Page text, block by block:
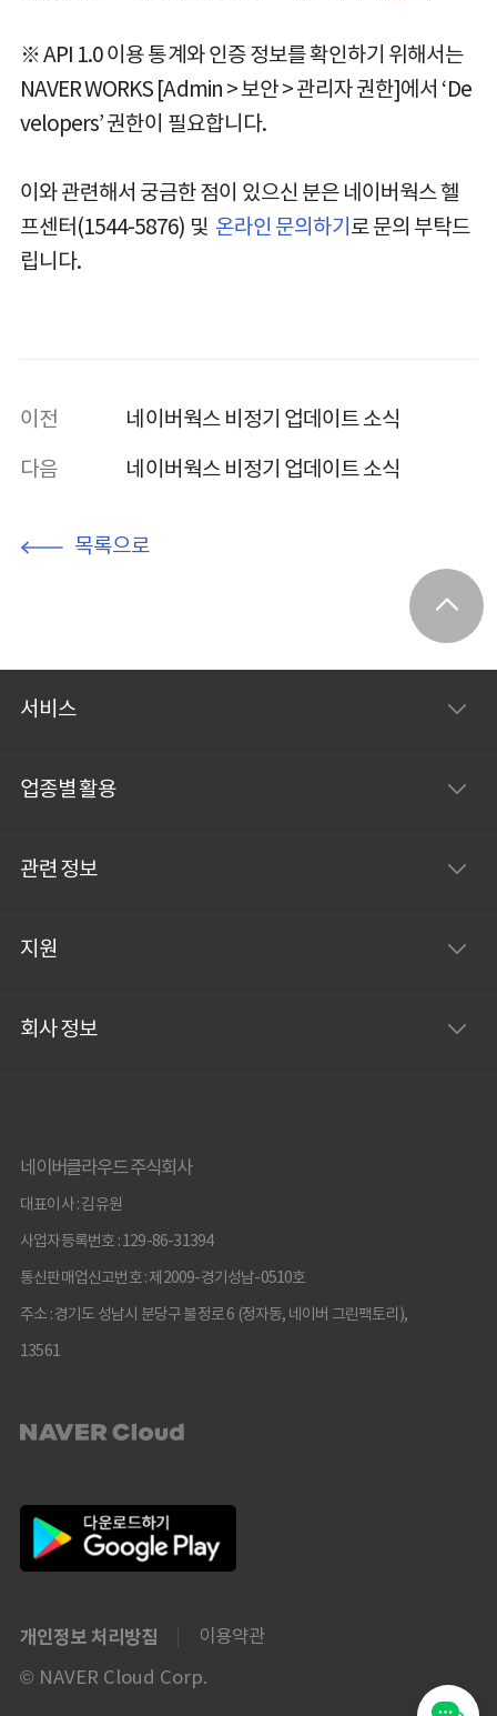
※ API 1.0 이용 통계와 인증 정보를 확인하기 위해서는
NAVER WORKS [Admin > 보안 > 관리자 권한]에서 ‘De
velopers’ 권한이 필요합니다.
이와 관련해서 궁금한 점이 있으신 분은 네이버웍스 헬
프센터(1544-5876) 및 온라인 문의하기 로 문의 부탁드
립니다.
이전
네이버웍스 비정기 업데이트 소식
다음
네이버웍스 비정기 업데이트 소식
목록으로
서비스
업종별 활용
관련 정보
지원
회사 정보
네이버클라우드 주식회사
대표이사 : 김유원
사업자등록번호 : 129-86-31394
통신판매업신고번호 : 제2009-경기성남-0510호
주소 : 경기도 성남시 분당구 불정로 6 (정자동, 네이버 그린팩토리),
13561
© NAVER Cloud Corp.
개인정보 처리방침 이용약관